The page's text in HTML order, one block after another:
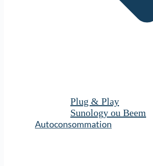
Plug & Play
Sunology ou Beem
Autoconsommation